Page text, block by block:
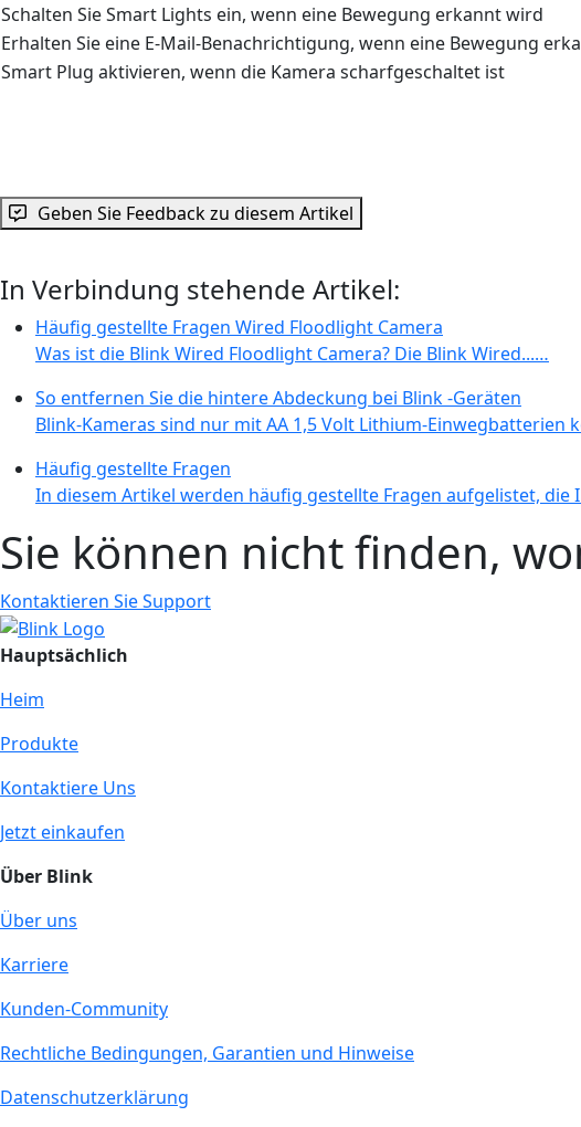
Schalten Sie Smart Lights ein, wenn eine Bewegung erkannt wird
Erhalten Sie eine E-Mail-Benachrichtigung, wenn eine Bewegung
Smart Plug aktivieren, wenn die Kamera scharfgeschaltet ist
Geben Sie Feedback zu diesem Artikel
In Verbindung stehende Artikel:
Häufig gestellte Fragen Wired Floodlight Camera
Was ist die Blink Wired Floodlight Camera? Die Blink Wired...…
So entfernen Sie die hintere Abdeckung bei Blink -Geräten
Blink-Kameras sind nur mit AA 1,5 Volt Lithium-Einwegbatterien
Häufig gestellte Fragen
In diesem Artikel werden häufig gestellte Fragen aufgelistet, die
Sie können nicht finden,
Kontaktieren Sie Support
Hauptsächlich
Heim
Produkte
Kontaktiere Uns
Jetzt einkaufen
Über Blink
Über uns
Karriere
Kunden-Community
Rechtliche Bedingungen, Garantien und Hinweise
Datenschutzerklärung